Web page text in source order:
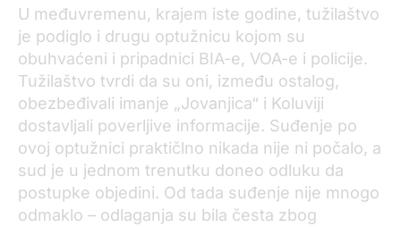
U međuvremenu, krajem iste godine, tužilaštvo
je podiglo i drugu optužnicu kojom su
obuhvaćeni i pripadnici BIA-e, VOA-e i policije.
Tužilaštvo tvrdi da su oni, između ostalog,
obezbeđivali imanje „Jovanjica“ i Koluviji
dostavljali poverljive informacije. Suđenje po
ovoj optužnici praktičlno nikada nije ni počalo, a
sud je u jednom trenutku doneo odluku da
postupke objedini. Od tada suđenje nije mnogo
odmaklo – odlaganja su bila česta zbog